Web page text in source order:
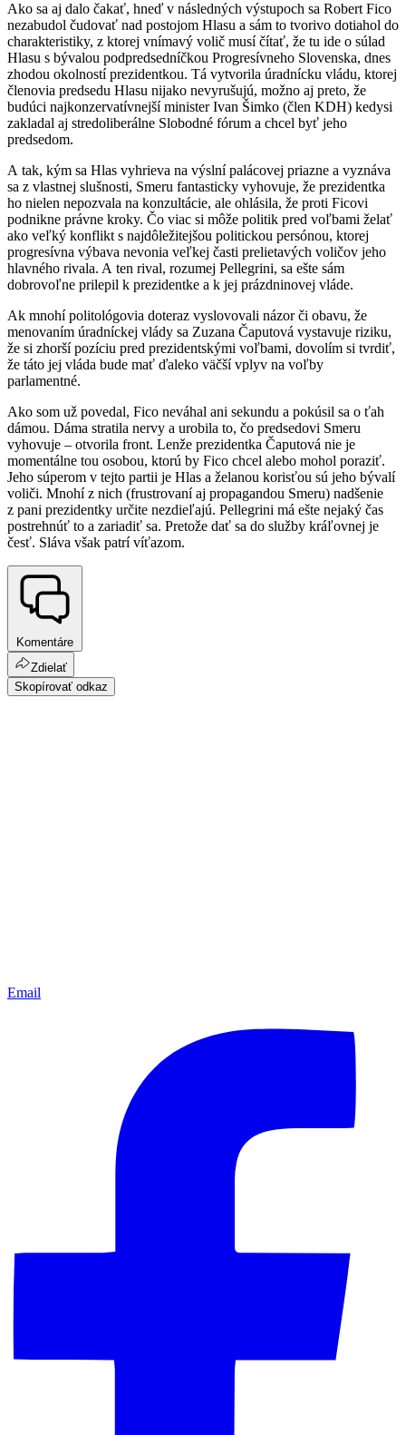
Ako sa aj dalo čakať, hneď v následných výstupoch sa Robert Fico
nezabudol čudovať nad postojom Hlasu a sám to tvorivo dotiahol do
charakteristiky, z ktorej vnímavý volič musí čítať, že tu ide o súlad
Hlasu s bývalou podpredsedníčkou Progresívneho Slovenska, dnes
zhodou okolností prezidentkou. Tá vytvorila úradnícku vládu, ktorej
členovia predsedu Hlasu nijako nevyrušujú, možno aj preto, že
budúci najkonzervatívnejší minister Ivan Šimko (člen KDH) kedysi
zakladal aj stredoliberálne Slobodné fórum a chcel byť jeho
predsedom.
A tak, kým sa Hlas vyhrieva na výslní palácovej priazne a vyznáva
sa z vlastnej slušnosti, Smeru fantasticky vyhovuje, že prezidentka
ho nielen nepozvala na konzultácie, ale ohlásila, že proti Ficovi
podnikne právne kroky. Čo viac si môže politik pred voľbami želať
ako veľký konflikt s najdôležitejšou politickou persónou, ktorej
progresívna výbava nevonia veľkej časti prelietavých voličov jeho
hlavného rivala. A ten rival, rozumej Pellegrini, sa ešte sám
dobrovoľne prilepil k prezidentke a k jej prázdninovej vláde.
Ak mnohí politológovia doteraz vyslovovali názor či obavu, že
menovaním úradníckej vlády sa Zuzana Čaputová vystavuje riziku,
že si zhorší pozíciu pred prezidentskými voľbami, dovolím si tvrdiť,
že táto jej vláda bude mať ďaleko väčší vplyv na voľby
parlamentné.
Ako som už povedal, Fico neváhal ani sekundu a pokúsil sa o ťah
dámou. Dáma stratila nervy a urobila to, čo predsedovi Smeru
vyhovuje – otvorila front. Lenže prezidentka Čaputová nie je
momentálne tou osobou, ktorú by Fico chcel alebo mohol poraziť.
Jeho súperom v tejto partii je Hlas a želanou korisťou sú jeho bývalí
voliči. Mnohí z nich (frustrovaní aj propagandou Smeru) nadšenie
z pani prezidentky určite nezdieľajú. Pellegrini má ešte nejaký čas
postrehnúť to a zariadiť sa. Pretože dať sa do služby kráľovnej je
česť. Sláva však patrí víťazom.
Komentáre
Zdielať
Skopírovať odkaz
Email